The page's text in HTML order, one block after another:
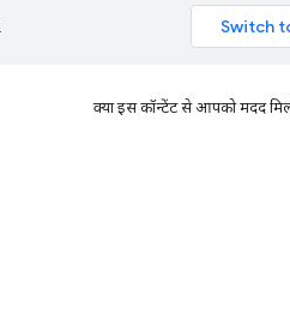
क्या इस कॉन्टेंट से आपको मदद